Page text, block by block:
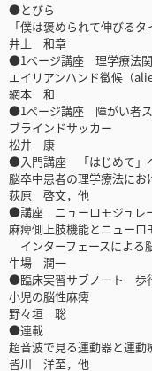
●とびら
「僕は褒められて伸びるタ
井上 和章
●1ページ講座 理学療法関
エイリアンハンド徴候（
網本 和
●1ページ講座 障がい者
ブラインドサッカー
松井 康
●入門講座 「はじめて」
脳卒中患者の理学療法に
荻原 啓文，他
●講座 ニューロモジュレ
麻痺側上肢機能とニューロ
インターフェースによる
牛場 潤一
●臨床実習サブノート 歩
小児の脳性麻痺
野々垣 聡
●連載
超音波で見る運動器と運動
皆川 洋至，他